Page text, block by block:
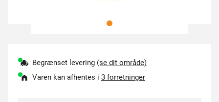
Begrænset levering (se dit område)
Varen kan afhentes i 3 forretninger